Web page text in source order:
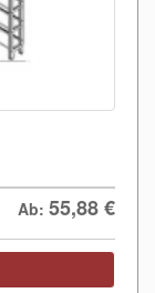
Ab: 55,88€